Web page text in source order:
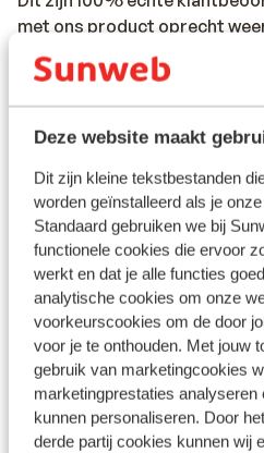
Deze website maakt
Dit zijn kleine tekstbestanden
worden geïnstalleerd als je
Standaard gebruiken we bij
functionele cookies die ervoor
werkt en dat je alle functies
analytische cookies om onze
voorkeurscookies om de door
voor je te onthouden. Met jouw
gebruik van marketingcookies
marketingprestaties analyseren
kunnen personaliseren. Door
derde partij cookies kunnen wij
met ons product oprecht
Meer over reviews
8.6 Fantastisch
Meest geboekt door met
8.9 Fantastisch
Heel proper en leuk hotel.
vriendelijk, ook de
de bar zouden ze iets
zijn. Verder een heel leuke
een huurauto. Er zijn heel
plaatsen in de regio.
Heel proper en leuk hotel.
vriendelijk, ook de
de bar zouden ze iets
zijn. Verder een heel leuke
een huurauto. Er zijn heel
plaatsen in de regio.
Dries
Met familie